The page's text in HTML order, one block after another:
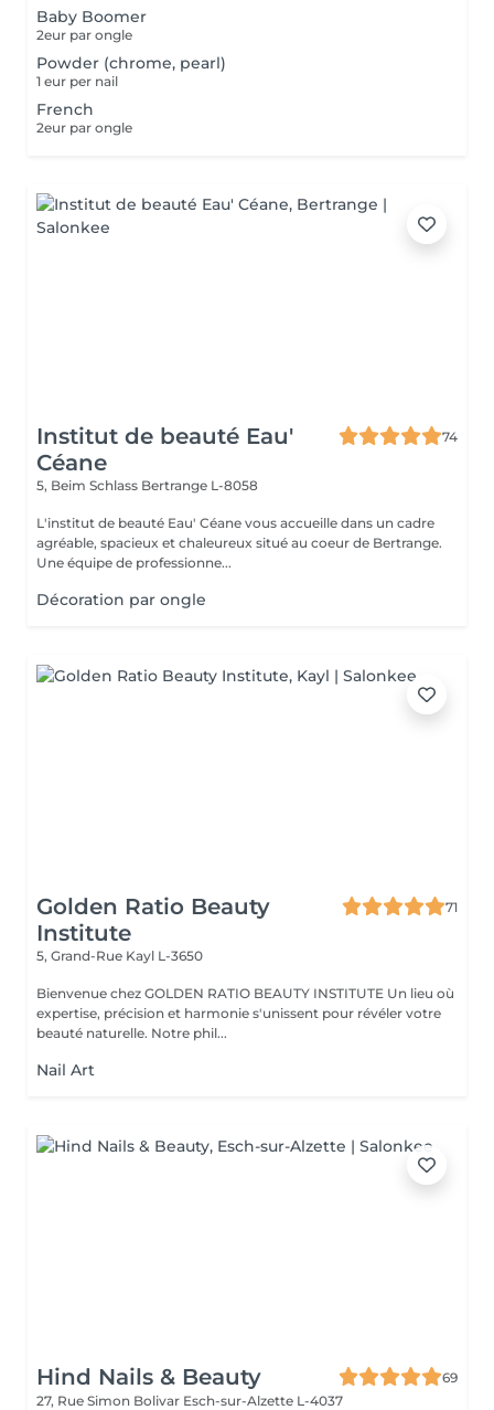
Baby Boomer
2eur par ongle
Powder (chrome, pearl)
1 eur per nail
French
2eur par ongle
Institut de beauté Eau'
Céane
74
5, Beim Schlass Bertrange L-8058
L'institut de beauté Eau' Céane vous accueille dans un cadre
agréable, spacieux et chaleureux situé au coeur de Bertrange.
Une équipe de professionne...
Décoration par ongle
Golden Ratio Beauty
Institute
71
5, Grand-Rue Kayl L-3650
Bienvenue chez GOLDEN RATIO BEAUTY INSTITUTE Un lieu où
expertise, précision et harmonie s'unissent pour révéler votre
beauté naturelle. Notre phil...
Nail Art
Hind Nails & Beauty
69
27, Rue Simon Bolivar Esch-sur-Alzette L-4037